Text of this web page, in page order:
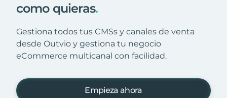
como quieras.
Gestiona todos tus CMSs y canales de venta
desde Outvio y gestiona tu negocio
eCommerce multicanal con facilidad.
Empieza ahora